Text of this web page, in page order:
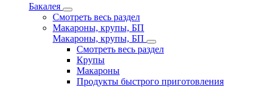
Бакалея
Смотреть весь раздел
Макароны, крупы, БП
Макароны, крупы, БП
Смотреть весь раздел
Крупы
Макароны
Продукты быстрого приготовления